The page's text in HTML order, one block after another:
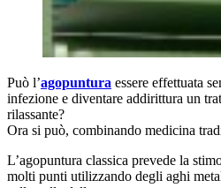
Può l’agopuntura essere effettuata
infezione e diventare addirittura un
rilassante?
Ora si può, combinando medicina
L’agopuntura classica prevede la
molti punti utilizzando degli aghi